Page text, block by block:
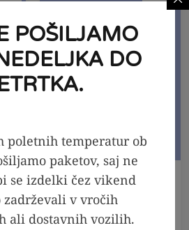
V KOŠARICO
Arašidov namaz 100
% - Crunchy, 300g
POŠILJAMO
DO
poletnih temperatur ob
paketov, saj ne
se izdelki čez vikend
zadrževali v vročih
ali dostavnih vozilih.